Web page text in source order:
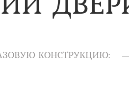
КОНСТРУКЦИЮ: